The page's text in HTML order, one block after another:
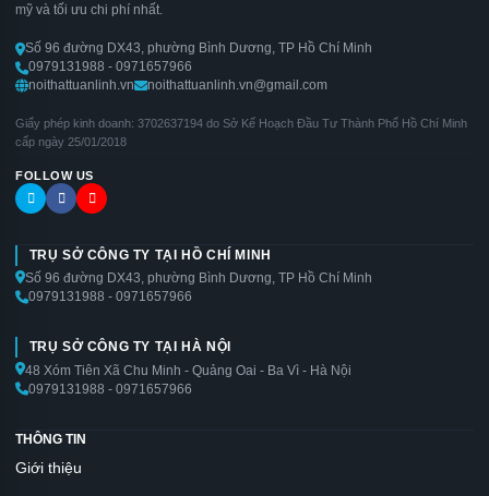
mỹ và tối ưu chi phí nhất.
Số 96 đường DX43, phường Bình Dương, TP Hồ Chí Minh
0979131988 - 0971657966
noithattuanlinh.vn
noithattuanlinh.vn@gmail.com
Giấy phép kinh doanh: 3702637194 do Sở Kế Hoạch Đầu Tư Thành Phố Hồ Chí Minh
cấp ngày 25/01/2018
FOLLOW US
TRỤ SỞ CÔNG TY TẠI HỒ CHÍ MINH
Số 96 đường DX43, phường Bình Dương, TP Hồ Chí Minh
0979131988 - 0971657966
TRỤ SỞ CÔNG TY TẠI HÀ NỘI
48 Xóm Tiên Xã Chu Minh - Quảng Oai - Ba Vì - Hà Nội
0979131988 - 0971657966
THÔNG TIN
Giới thiệu